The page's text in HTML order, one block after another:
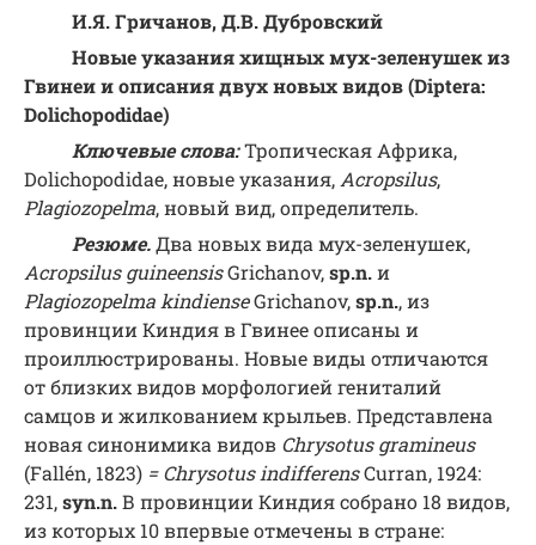
И.Я. Гричанов, Д.В. Дубровский
Новые указания хищных мух-зеленушек из
Гвинеи и описания двух новых видов (Diptera:
Dolichopodidae)
Ключевые слова:Тропическая Африка,
Dolichopodidae, новые указания, Acropsilus,
Plagiozopelma, новый вид, определитель.
Резюме.Два новых вида мух-зеленушек,
Acropsilus guineensisGrichanov,sp.n.и
Plagiozopelma kindienseGrichanov,sp.n., из
провинции Киндия в Гвинее описаны и
проиллюстрированы. Новые виды отличаются
от близких видов морфологией гениталий
самцов и жилкованием крыльев. Представлена
новая синонимика видов Chrysotus gramineus
(Fallén, 1823) = Chrysotus indifferensCurran, 1924:
231,syn.n.В провинции Киндия собрано 18 видов,
из которых 10 впервые отмечены в стране: